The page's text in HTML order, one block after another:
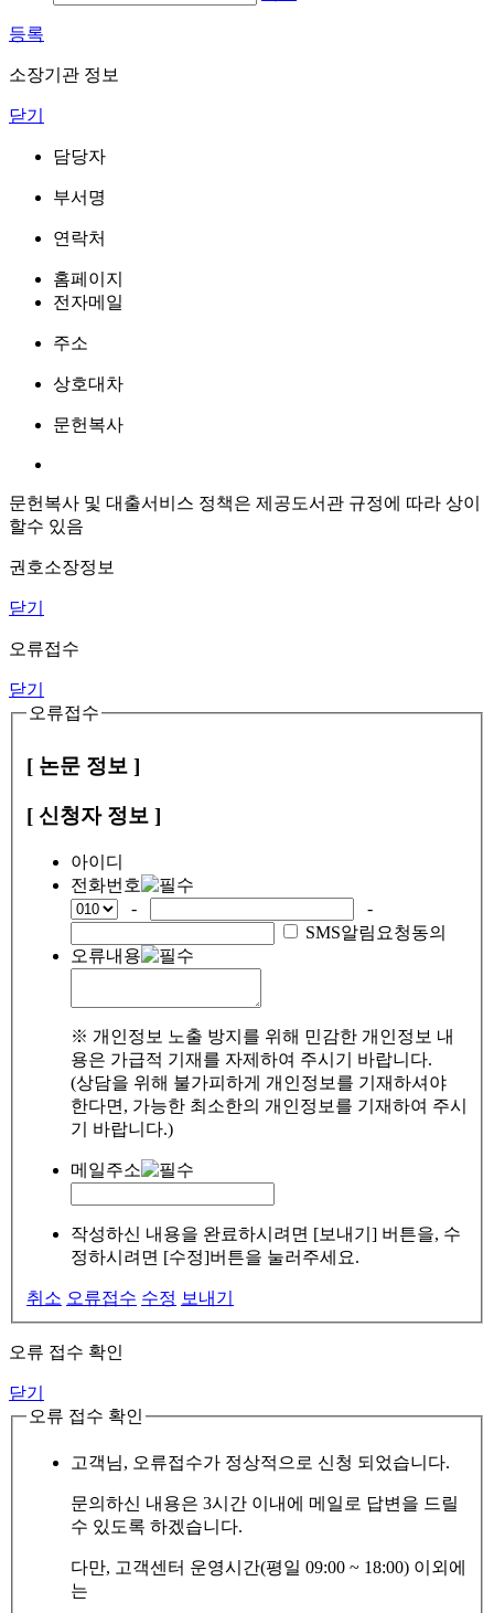
등록
소장기관 정보
닫기
담당자
부서명
연락처
홈페이지
전자메일
주소
상호대차
문헌복사
문헌복사 및 대출서비스 정책은 제공도서관 규정에 따라 상이
할수 있음
권호소장정보
닫기
오류접수
닫기
오류접수
[ 논문 정보 ]
[ 신청자 정보 ]
아이디
전화번호
-
-
SMS알림요청동의
오류내용
※ 개인정보 노출 방지를 위해 민감한 개인정보 내
용은 가급적 기재를 자제하여 주시기 바랍니다.
(상담을 위해 불가피하게 개인정보를 기재하셔야
한다면, 가능한 최소한의 개인정보를 기재하여 주시
기 바랍니다.)
메일주소
작성하신 내용을 완료하시려면 [보내기] 버튼을, 수
정하시려면 [수정]버튼을 눌러주세요.
취소 오류접수 수정 보내기
오류 접수 확인
닫기
오류 접수 확인
고객님, 오류접수가 정상적으로 신청 되었습니다.
문의하신 내용은 3시간 이내에 메일로 답변을 드릴
수 있도록 하겠습니다.
다만, 고객센터 운영시간(평일 09:00 ~ 18:00) 이외에
는